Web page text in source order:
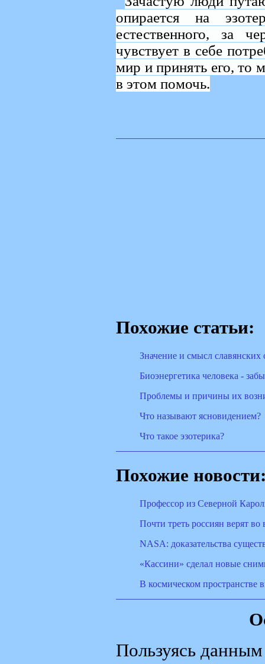
опирается на
естественного, за
чувствует в себе
мир и принять его, то
в этом помочь.
Похожие статьи:
Значение и смысл славянских
Биоэнергетика человека -
Проблемы и причины их
Что называют ясновидением?
Что такое эзотерика?
Похожие
Профессор из Северной
Почти треть россиян верят
NASA: доказательства
«Кассини» сделал новые
В космическом
Пользуясь